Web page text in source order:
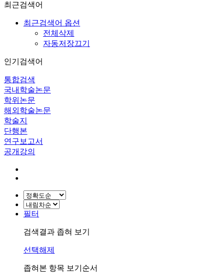
최근검색어
최근검색어 옵션
전체삭제
자동저장끄기
인기검색어
통합검색
국내학술논문
학위논문
해외학술논문
학술지
단행본
연구보고서
공개강의
필터
검색결과 좁혀 보기
선택해제
좁혀본 항목 보기순서